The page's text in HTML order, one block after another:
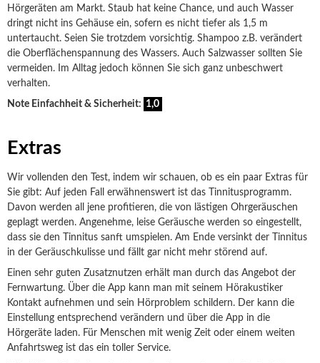
Hörgeräten am Markt. Staub hat keine Chance, und auch Wasser
dringt nicht ins Gehäuse ein, sofern es nicht tiefer als 1,5 m
untertaucht. Seien Sie trotzdem vorsichtig. Shampoo z.B. verändert
die Oberflächenspannung des Wassers. Auch Salzwasser sollten Sie
vermeiden. Im Alltag jedoch können Sie sich ganz unbeschwert
verhalten.
Note Einfachheit & Sicherheit: 1,0
Extras
Wir vollenden den Test, indem wir schauen, ob es ein paar Extras für
Sie gibt: Auf jeden Fall erwähnenswert ist das Tinnitusprogramm.
Davon werden all jene profitieren, die von lästigen Ohrgeräuschen
geplagt werden. Angenehme, leise Geräusche werden so eingestellt,
dass sie den Tinnitus sanft umspielen. Am Ende versinkt der Tinnitus
in der Geräuschkulisse und fällt gar nicht mehr störend auf.
Einen sehr guten Zusatznutzen erhält man durch das Angebot der
Fernwartung. Über die App kann man mit seinem Hörakustiker
Kontakt aufnehmen und sein Hörproblem schildern. Der kann die
Einstellung entsprechend verändern und über die App in die
Hörgeräte laden. Für Menschen mit wenig Zeit oder einem weiten
Anfahrtsweg ist das ein toller Service.